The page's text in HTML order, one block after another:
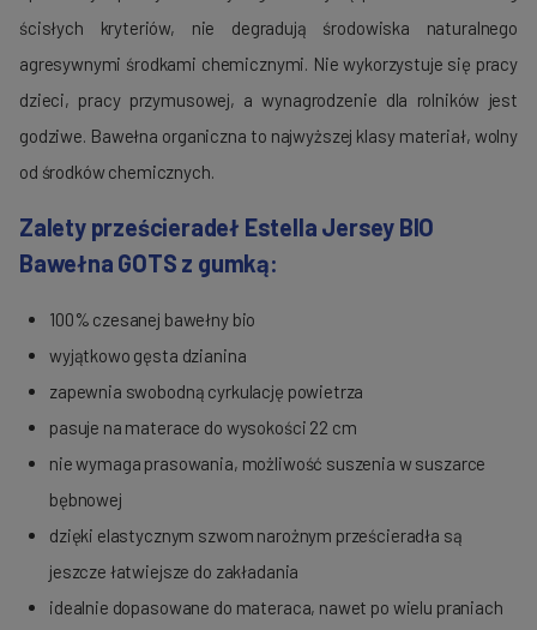
ścisłych kryteriów, nie degradują środowiska naturalnego
agresywnymi środkami chemicznymi. Nie wykorzystuje się pracy
dzieci, pracy przymusowej, a wynagrodzenie dla rolników jest
godziwe. Bawełna organiczna to najwyższej klasy materiał, wolny
od środków chemicznych.
Zalety prześcieradeł Estella Jersey BIO
Bawełna GOTS z gumką:
100% czesanej bawełny bio
wyjątkowo gęsta dzianina
zapewnia swobodną cyrkulację powietrza
pasuje na materace do wysokości 22 cm
nie wymaga prasowania, możliwość suszenia w suszarce
bębnowej
dzięki elastycznym szwom narożnym prześcieradła są
jeszcze łatwiejsze do zakładania
idealnie dopasowane do materaca, nawet po wielu praniach